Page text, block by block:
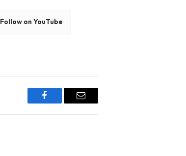
Follow on YouTube
Facebook Email